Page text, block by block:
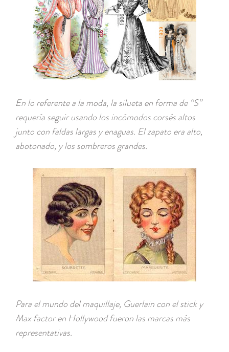
En lo referente a la moda, la silueta en forma de “S”
requería seguir usando los incómodos corsés altos
junto con faldas largas y enaguas. El zapato era alto,
abotonado, y los sombreros grandes.
Para el mundo del maquillaje, Guerlain con el stick y
Max factor en Hollywood fueron las marcas más
representativas.